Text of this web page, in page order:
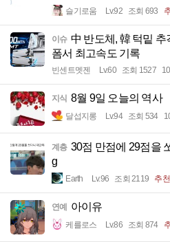
슬기로움 Lv.92 조회 693
이슈 中 반도체, 韓 턱밑
폼서 최고속도 기록
빈센트멧젠 Lv.60 조회 1527
지식 8월 9일 오늘의 역사
달섭지롱 Lv.94 조회 534
계층 30점 만점에 29점을
g
Earth Lv.96 조회 2119 추
연예 아이유
케를로스 Lv.86 조회 874